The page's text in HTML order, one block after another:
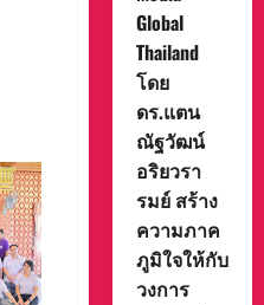
Global
Thailand
โดย
ดร.แตน
ณัฐวัฒน์
อริยวรา
รมย์ สร้าง
ความภาค
ภูมิใจให้กับ
วงการ